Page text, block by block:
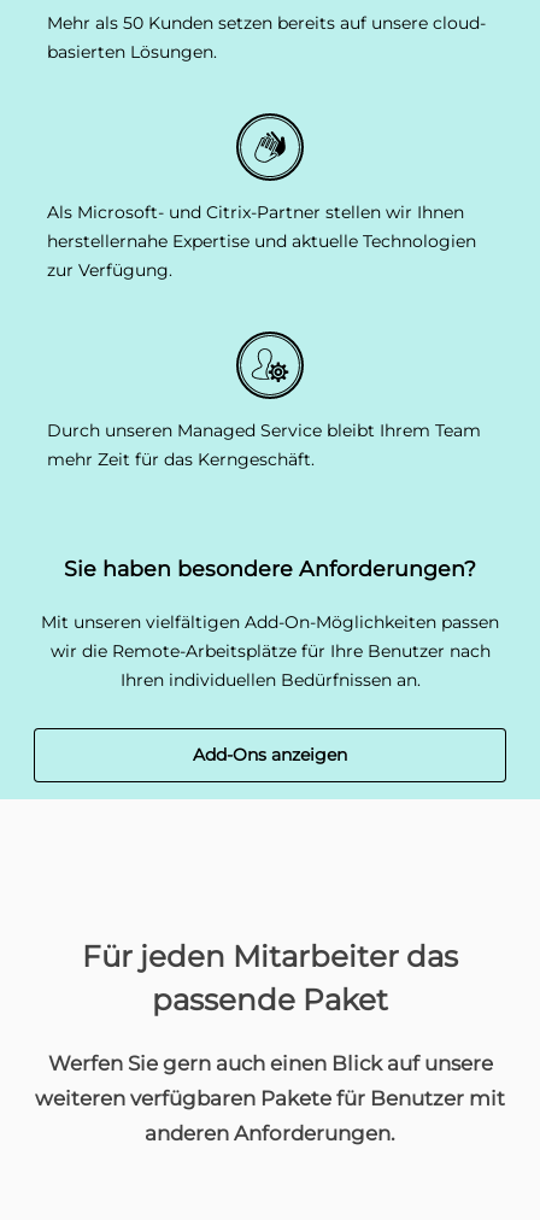
Mehr als 50 Kunden setzen bereits auf unsere cloud-
basierten Lösungen.
Als Microsoft- und Citrix-Partner stellen wir Ihnen
herstellernahe Expertise und aktuelle Technologien
zur Verfügung.
Durch unseren Managed Service bleibt Ihrem Team
mehr Zeit für das Kerngeschäft.
Sie haben besondere Anforderungen?
Mit unseren vielfältigen Add-On-Möglichkeiten passen
wir die Remote-Arbeitsplätze für Ihre Benutzer nach
Ihren individuellen Bedürfnissen an.
Add-Ons anzeigen
Für jeden Mitarbeiter das
passende Paket
Werfen Sie gern auch einen Blick auf unsere
weiteren verfügbaren Pakete für Benutzer mit
anderen Anforderungen.